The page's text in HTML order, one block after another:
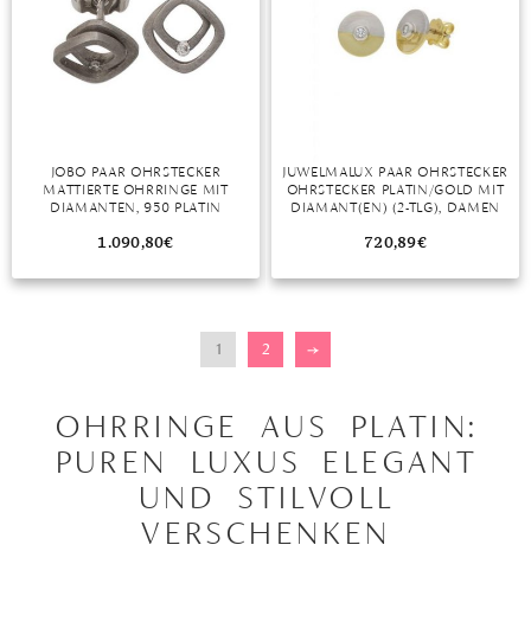
JOBO PAAR OHRSTECKER
MATTIERTE OHRRINGE MIT
DIAMANTEN, 950 PLATIN
1.090,80€
JUWELMALUX PAAR OHRSTECKER
OHRSTECKER PLATIN/GOLD MIT
DIAMANT(EN) (2-TLG), DAMEN
GOLD 750/000, INKL.
720,89€
1 2 →
OHRRINGE AUS PLATIN:
PUREN LUXUS ELEGANT
UND STILVOLL
VERSCHENKEN